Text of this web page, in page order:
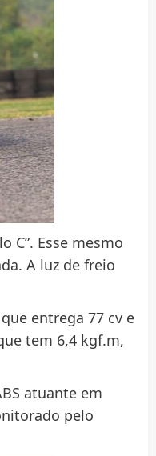
C”. Esse mesmo
A luz de freio
entrega 77 cv e
tem 6,4 kgf.m,
atuante em
pelo